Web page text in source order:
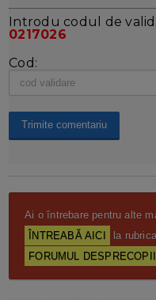
Introdu codul de
0217026
Cod:
Ai o întrebare pentru alte
ÎNTREABĂ AICI
la
FORUMUL DESPRECOPII